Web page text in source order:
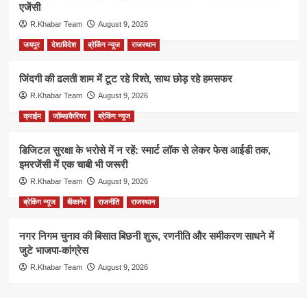
एजेंसी
R.Khabar Team August 9, 2026
जयपुर देश/विदेश ब्रेकिंग न्यूज राजस्थान
जिंदगी की ढलती शाम में टूट रहे रिश्ते, साथ छोड़ रहे हमसफर
R.Khabar Team August 9, 2026
क्राईम जॉब्स/कैरियर ब्रेकिंग न्यूज
डिजिटल सुरक्षा के भरोसे में न रहें: स्मार्ट लॉक से लेकर फेस आईडी तक,
इमरजेंसी में एक चाबी भी जरूरी
R.Khabar Team August 9, 2026
ब्रेकिंग न्यूज बीकानेर राजनीति राजस्थान
नगर निगम चुनाव की बिसात बिछनी शुरू, रणनीति और समीकरण साधने में
जुटे भाजपा-कांग्रेस
R.Khabar Team August 9, 2026